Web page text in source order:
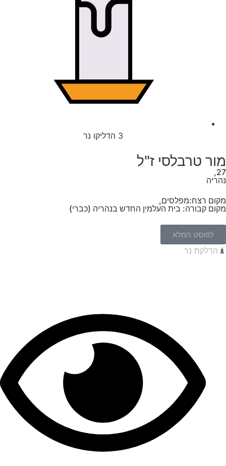
3 הדליקו נר
מור טרבלסי ז"ל
27,
נהריה
מקום רצח:מפלסים,
מקום קבורה: בית העלמין החדש בנהריה (כברי)
לפוסט המלא
הדלקת נר